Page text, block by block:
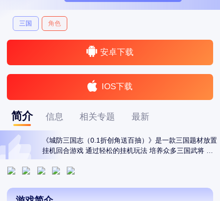
三国 角色
安卓下载
IOS下载
简介 信息 相关专题 最新
《城防三国志（0.1折创角送百抽）》是一款三国题材放置
挂机回合游戏 通过轻松的挂机玩法 培养众多三国武将 参与
正的三国传说。